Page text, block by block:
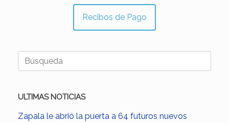
Recibos de Pago
Buscar:
ULTIMAS NOTICIAS
Zapala le abrió la puerta a 64 futuros nuevos